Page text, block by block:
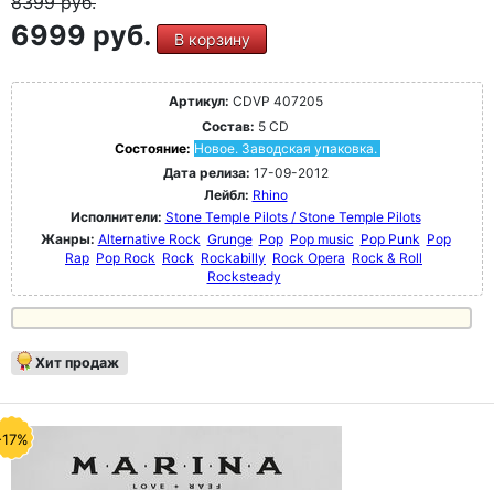
6999 руб. В корзину
Артикул: CDVP 407205
Состав: 5 CD
Состояние: Новое. Заводская упаковка.
Дата релиза: 17-09-2012
Лейбл: Rhino
Исполнители: Stone Temple Pilots / Stone Temple Pilots
Жанры: Alternative Rock Grunge Pop Pop music Pop Punk Pop
Rap Pop Rock Rock Rockabilly Rock Opera Rock & Roll
Rocksteady
Хит продаж